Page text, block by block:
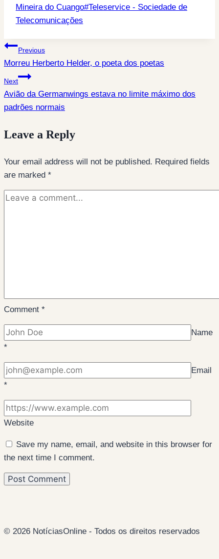
Mineira do Cuango#Teleservice - Sociedade de
Telecomunicações
Post
navigation
Previous
Morreu Herberto Helder, o poeta dos poetas
Next
Avião da Germanwings estava no limite máximo dos
padrões normais
Leave a Reply
Your email address will not be published. Required fields
are marked *
Comment *
Name
*
Email
*
Website
Save my name, email, and website in this browser for
the next time I comment.
© 2026 NotíciasOnline - Todos os direitos reservados